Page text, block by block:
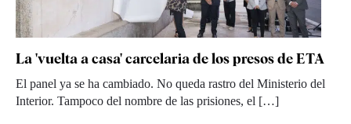
La 'vuelta a casa' carcelaria de los presos de ETA
El panel ya se ha cambiado. No queda rastro del Ministerio del
Interior. Tampoco del nombre de las prisiones, el […]